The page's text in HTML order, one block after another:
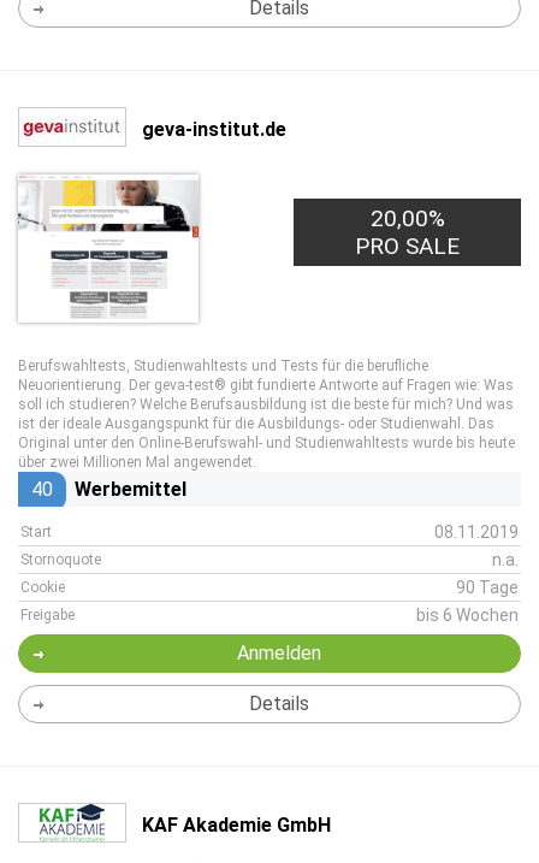
Details
geva-institut.de
20,00%
PRO SALE
Berufswahltests, Studienwahltests und Tests für die berufliche
Neuorientierung. Der geva-test® gibt fundierte Antworte auf Fragen wie: Was
soll ich studieren? Welche Berufsausbildung ist die beste für mich? Und was
ist der ideale Ausgangspunkt für die Ausbildungs- oder Studienwahl. Das
Original unter den Online-Berufswahl- und Studienwahltests wurde bis heute
über zwei Millionen Mal angewendet.
40 Werbemittel
Start 08.11.2019
Stornoquote n.a.
Cookie 90 Tage
Freigabe bis 6 Wochen
Anmelden
Details
KAF Akademie GmbH